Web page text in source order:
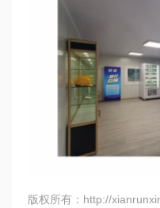
版权所有：http://